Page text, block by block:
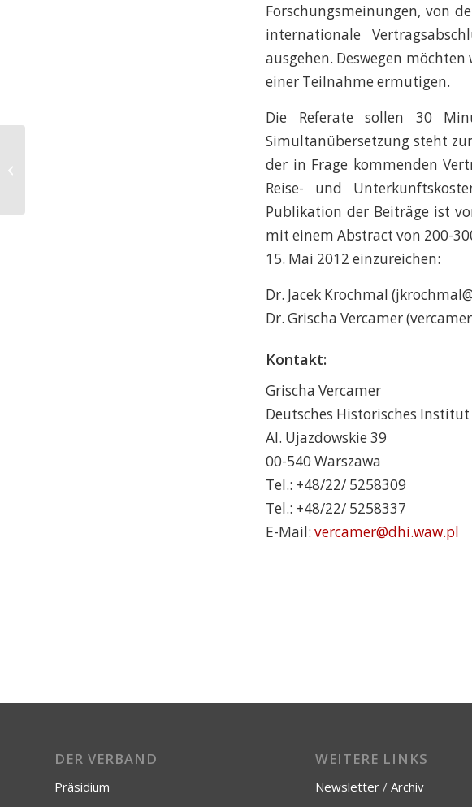
Forschungsmeinungen, von
internationale
ausgehen. Deswegen
einer Teilnahme ermutigen.
Die Referate sollen 30
Simultanübersetzung steht
der in Frage kommenden
Reise- und
Publikation der Beiträge ist
mit einem Abstract von 200-
15. Mai 2012 einzureichen:
Dr. Jacek Krochmal
Dr. Grischa Vercamer
Kontakt:
Grischa Vercamer
Deutsches Historisches
Al. Ujazdowskie 39
00-540 Warszawa
Tel.: +48/22/ 5258309
Tel.: +48/22/ 5258337
E-Mail: vercamer@dhi.waw.pl
DER VERBAND
Präsidium
WEITERE LINKS
Newsletter/ Archiv